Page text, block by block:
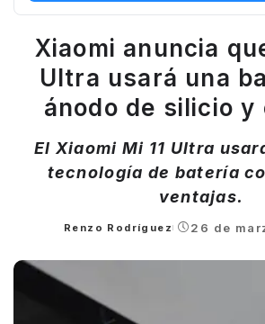
Xiaomi anuncia
Ultra usará una
ánodo de silicio y
El Xiaomi Mi 11 Ultra
tecnología de batería
ventajas.
Posted
Renzo Rodríguez 26 de